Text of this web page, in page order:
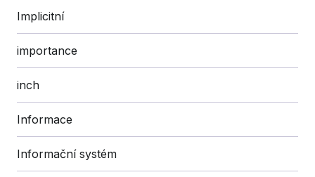
Implicitní
importance
inch
Informace
Informační systém